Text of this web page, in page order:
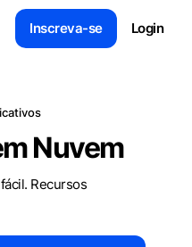
Inscreva-se Login
Nuvem
Recursos